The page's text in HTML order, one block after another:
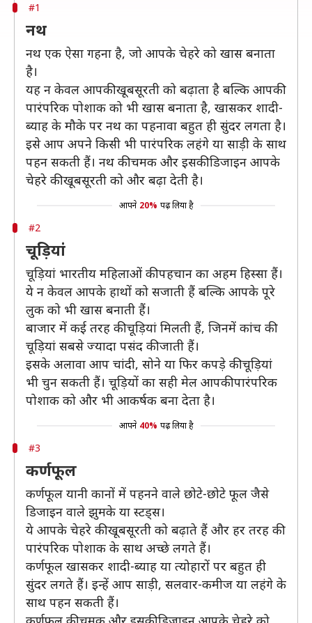
#1
नथ
नथ एक ऐसा गहना है, जो आपके चेहरे को खास बनाता
है।
यह न केवल आपकी खूबसूरती को बढ़ाता है बल्कि आपकी
पारंपरिक पोशाक को भी खास बनाता है, खासकर शादी-
ब्याह के मौके पर नथ का पहनावा बहुत ही सुंदर लगता है।
इसे आप अपने किसी भी पारंपरिक लहंगे या साड़ी के साथ
पहन सकती हैं। नथ की चमक और इसकी डिजाइन आपके
चेहरे की खूबसूरती को और बढ़ा देती है।
आपने 20% पढ़ लिया है
#2
चूड़ियां
चूड़ियां भारतीय महिलाओं की पहचान का अहम हिस्सा हैं।
ये न केवल आपके हाथों को सजाती हैं बल्कि आपके पूरे
लुक को भी खास बनाती हैं।
बाजार में कई तरह की चूड़ियां मिलती हैं, जिनमें कांच की
चूड़ियां सबसे ज्यादा पसंद की जाती हैं।
इसके अलावा आप चांदी, सोने या फिर कपड़े की चूड़ियां
भी चुन सकती हैं। चूड़ियों का सही मेल आपकी पारंपरिक
पोशाक को और भी आकर्षक बना देता है।
आपने 40% पढ़ लिया है
#3
कर्णफूल
कर्णफूल यानी कानों में पहनने वाले छोटे-छोटे फूल जैसे
डिजाइन वाले झुमके या स्टड्स।
ये आपके चेहरे की खूबसूरती को बढ़ाते हैं और हर तरह की
पारंपरिक पोशाक के साथ अच्छे लगते हैं।
कर्णफूल खासकर शादी-ब्याह या त्योहारों पर बहुत ही
सुंदर लगते हैं। इन्हें आप साड़ी, सलवार-कमीज या लहंगे के
साथ पहन सकती हैं।